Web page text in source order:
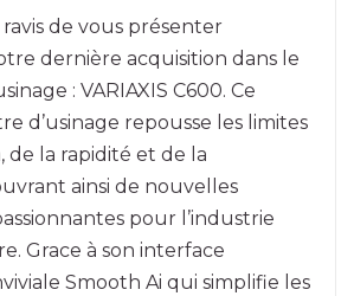
ravis de vous présenter
dernière acquisition dans le
: VARIAXIS C600. Ce
d’usinage repousse les limites
de la rapidité et de la
ainsi de nouvelles
pour l’industrie
Grace à son interface
Smooth Ai qui simplifie les